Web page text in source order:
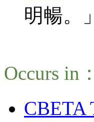
明暢。
Occurs in：
CBETA